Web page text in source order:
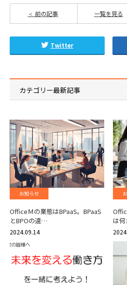
前の記事 一覧を見る
Twitter
カテゴリー最新記事
お知らせ
OfficeＭの業態はBPaaS。BPaaS
とBPOの違…
2024.09.14
は何